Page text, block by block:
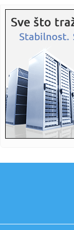
14:34:
...
14:34:
Trebinju
14:34:
pamtim ov...
14:34:Vučić
teritorijal...
14:34:Tisa
predsednika